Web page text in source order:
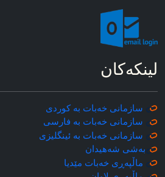
لینکه‌کان
سازمانی خه‌بات به کوردی
سازمانی خه‌بات به فارسی
سازمانی خه‌بات به ئینگلیزی
به‌شی شه‌هیدان
ماڵپه‌ڕی خه‌بات مێدیا